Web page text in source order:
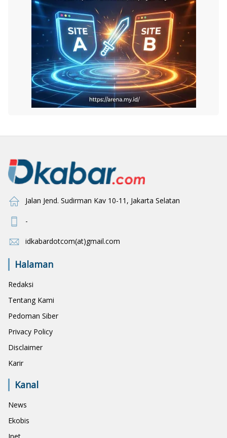
Jalan Jend. Sudirman Kav 10-11, Jakarta Selatan
-
idkabardotcom(at)gmail.com
Halaman
Redaksi
Tentang Kami
Pedoman Siber
Privacy Policy
Disclaimer
Karir
Kanal
News
Ekobis